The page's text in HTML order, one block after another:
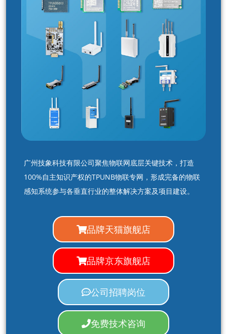
广州技象科技有限公司聚焦物联网底层关键技术，打造
100%自主知识产权的TPUNB物联专网，形成完备的物联
感知系统参与各垂直行业的整体解决方案及项目建设。
品牌天猫旗舰店
品牌京东旗舰店
公司招聘岗位
免费技术咨询